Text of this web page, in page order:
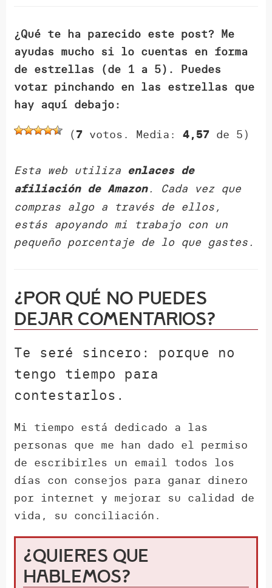
¿Qué te ha parecido este post? Me
ayudas mucho si lo cuentas en forma
de estrellas (de 1 a 5). Puedes
votar pinchando en las estrellas que
hay aquí debajo:
(7 votos. Media:4,57 de 5)
Esta web utiliza enlaces de
afiliación de Amazon. Cada vez que
compras algo a través de ellos,
estás apoyando mi trabajo con un
pequeño porcentaje de lo que gastes.
¿Por qué NO puedes
dejar comentarios?
Te seré sincero: porque no
tengo tiempo para
contestarlos.
Mi tiempo está dedicado a las
personas que me han dado el permiso
de escribirles un email todos los
días con consejos para ganar dinero
por internet y mejorar su calidad de
vida, su conciliación.
¿Quieres que
hablemos?